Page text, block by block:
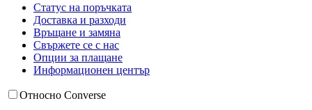
Статус на поръчката
Доставка и разходи
Връщане и замяна
Свържете се с нас
Опции за плащане
Информационен център
Относно Converse